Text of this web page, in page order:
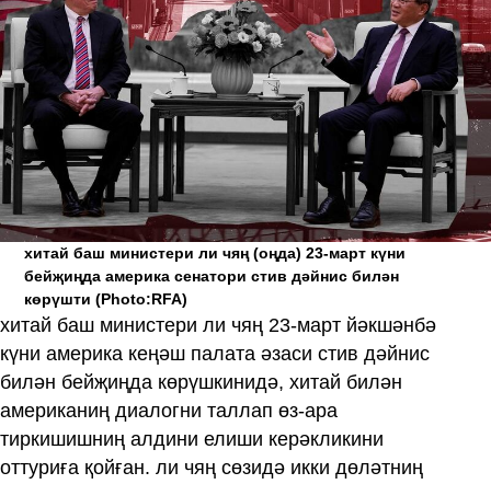
хитай баш министери ли чяң (оңда) 23-март күни
бейҗиңда америка сенатори стив дәйнис билән
көрүшти(Photo:RFA)
хитай баш министери ли чяң 23-март йәкшәнбә
күни америка кеңәш палата әзаси стив дәйнис
билән бейҗиңда көрүшкинидә, хитай билән
американиң диалогни таллап өз-ара
тиркишишниң алдини елиши керәкликини
оттуриға қойған. ли чяң сөзидә икки дөләтниң